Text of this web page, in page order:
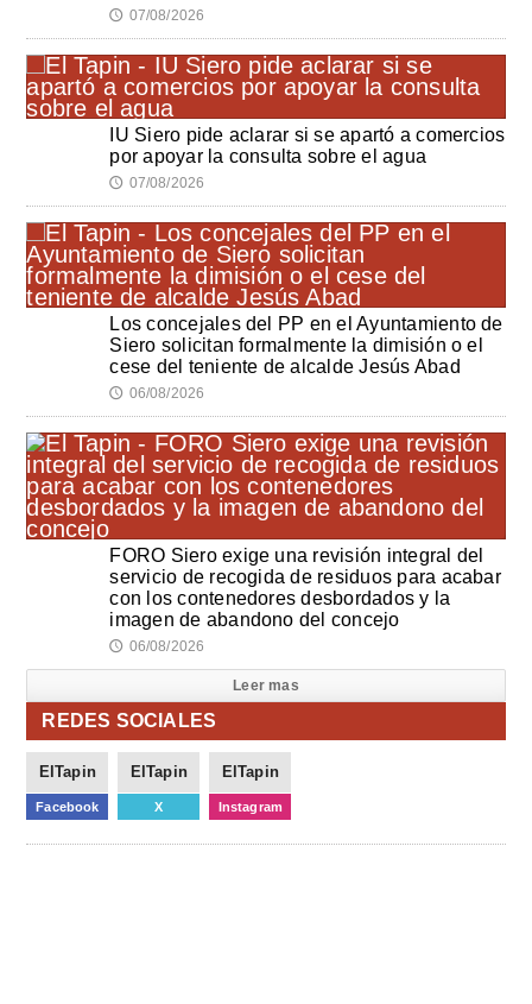
🕔 07/08/2026
IU Siero pide aclarar si se apartó a comercios
por apoyar la consulta sobre el agua
🕔 07/08/2026
Los concejales del PP en el Ayuntamiento de
Siero solicitan formalmente la dimisión o el
cese del teniente de alcalde Jesús Abad
🕔 06/08/2026
FORO Siero exige una revisión integral del
servicio de recogida de residuos para acabar
con los contenedores desbordados y la
imagen de abandono del concejo
🕔 06/08/2026
Leer mas
REDES SOCIALES
ElTapin
Facebook
ElTapin
X
ElTapin
Instagram